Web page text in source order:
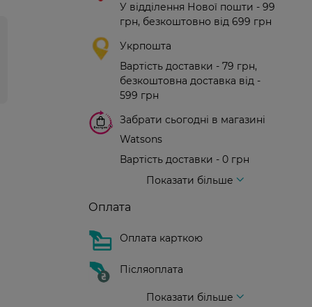
У відділення Нової пошти - 99
грн, безкоштовно від 699 грн
Укрпошта
Вартість доставки - 79 грн,
безкоштовна доставка від -
599 грн
Забрати сьогодні в магазині
Watsons
Вартість доставки - 0 грн
Показати більше
Оплата
Оплата карткою
Післяоплата
Показати більше